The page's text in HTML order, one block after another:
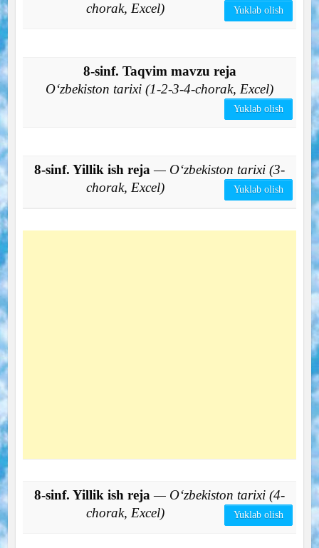
chorak, Excel)
Yuklab olish
8-sinf. Taqvim mavzu reja
O‘zbekiston tarixi (1-2-3-4-chorak, Excel)
Yuklab olish
8-sinf. Yillik ish reja — O‘zbekiston tarixi (3-
chorak, Excel)
Yuklab olish
8-sinf. Yillik ish reja — O‘zbekiston tarixi (4-
chorak, Excel)
Yuklab olish